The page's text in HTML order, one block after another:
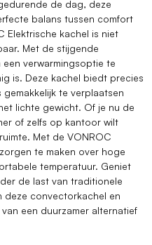
de dag, deze
balans tussen comfort
Elektrische kachel is niet
Met de stijgende
verwarmingsoptie te
is. Deze kachel biedt precies
te verplaatsen
lichte gewicht. Of je nu de
of zelfs op kantoor wilt
Met de VONROC
te maken over hoge
temperatuur. Geniet
de last van traditionele
deze convectorkachel en
een duurzamer alternatief